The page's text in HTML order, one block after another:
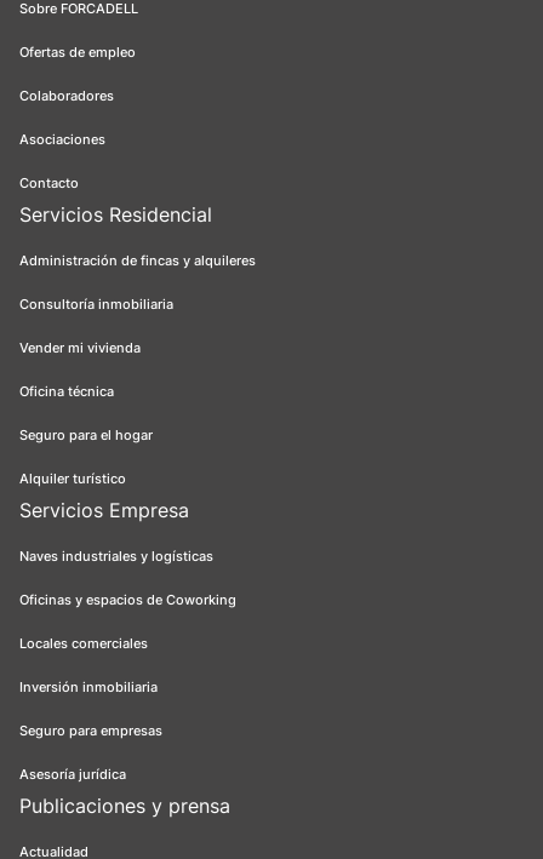
Sobre FORCADELL
Ofertas de empleo
Colaboradores
Asociaciones
Contacto
Servicios Residencial
Administración de fincas y alquileres
Consultoría inmobiliaria
Vender mi vivienda
Oficina técnica
Seguro para el hogar
Alquiler turístico
Servicios Empresa
Naves industriales y logísticas
Oficinas y espacios de Coworking
Locales comerciales
Inversión inmobiliaria
Seguro para empresas
Asesoría jurídica
Publicaciones y prensa
Actualidad